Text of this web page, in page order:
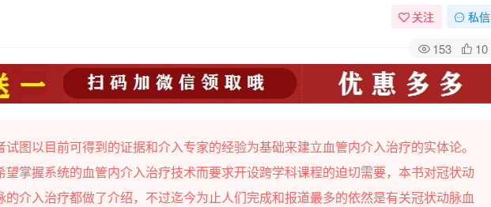
关注 私信
153 10
试图以目前可得到的证据和介入专家的经验为基础来建立血管内介入治疗的实体论。
望掌握系统的血管内介入治疗技术而要求开设跨学科课程的迫切需要，本书对冠状动
的介入治疗都做了介绍，不过迄今为止人们完成和报道最多的依然是有关冠状动脉血